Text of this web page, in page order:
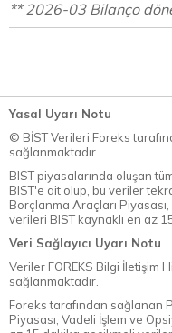
** 2026-03 Bilanço
Yasal Uyarı Notu
© BİST Verileri Foreks
sağlanmaktadır.
BIST piyasalarında oluşan
BIST'e ait olup, bu veriler
Borçlanma Araçları
verileri BIST kaynaklı en az
Veri Sağlayıcı Uyarı Notu
Veriler FOREKS Bilgi İletişim
sağlanmaktadır.
Foreks tarafından sağlanan
Piyasası, Vadeli İşlem ve